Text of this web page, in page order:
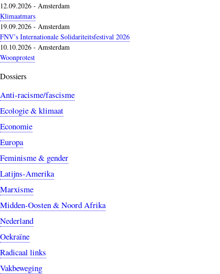
12.09.2026 - Amsterdam
Klimaatmars
19.09.2026 - Amsterdam
FNV’s Internationale Solidariteitsfestival 2026
10.10.2026 - Amsterdam
Woonprotest
Dossiers
Anti-racisme/fascisme
Ecologie & klimaat
Economie
Europa
Feminisme & gender
Latijns-Amerika
Marxisme
Midden-Oosten & Noord Afrika
Nederland
Oekraïne
Radicaal links
Vakbeweging